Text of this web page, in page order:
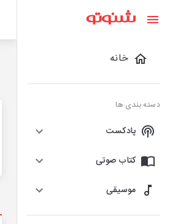
خانه
دسته بندی ها
پادکست
کتاب صوتی
موسیقی